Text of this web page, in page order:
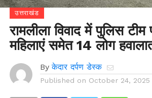
उत्तराखंड
रामलीला विवाद में पुलिस
महिलाएं समेत 14 लोग
By केदार दर्पण डेस्क
Published on October 24, 2025